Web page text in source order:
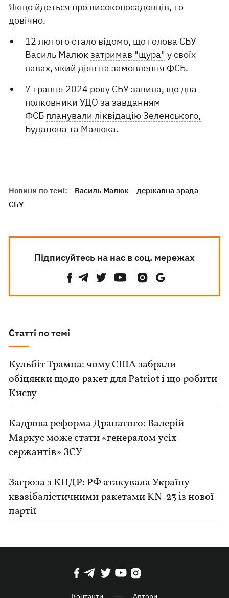
Якщо йдеться про високопосадовців, то
довічно.
12 лютого стало відомо, що голова СБУ
Василь Малюкзатримав "щура" у своїх
лавах, який діяв на замовлення ФСБ.
7 травня 2024 року СБУ завила, що два
полковники УДО за завданням
ФСБ планували ліквідацію Зеленського,
Буданова та Малюка.
Новини по темі: Василь Малюк
державна зрада
СБУ
Підписуйтесь на нас в соц. мережах
Статті по темі
Кульбіт Трампа: чому США забрали
обіцянки щодо ракет для Patriot і що робити
Києву
Кадрова реформа Драпатого: Валерій
Маркус може стати «генералом усіх
сержантів» ЗСУ
Загроза з КНДР: РФ атакувала Україну
квазібалістичними ракетами KN-23 із нової
партії